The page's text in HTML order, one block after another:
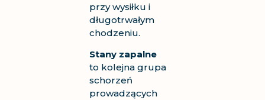
przy wysiłku i
długotrwałym
chodzeniu.
Stany zapalne
to kolejna grupa
schorzeń
prowadzących